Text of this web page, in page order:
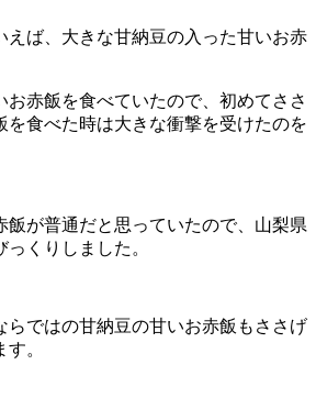
えば、大きな甘納豆の入った甘いお赤
お赤飯を食べていたので、初めてささ
を食べた時は大きな衝撃を受けたのを
飯が普通だと思っていたので、山梨県
くりしました。
らではの甘納豆の甘いお赤飯もささげ
。